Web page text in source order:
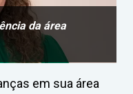
da área
em sua área